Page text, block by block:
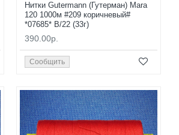
Нитки Gutermann (Гутерман) Mara
120 1000м #209 коричневый#
*07685* B/22 (33г)
390.00р.
Сообщить